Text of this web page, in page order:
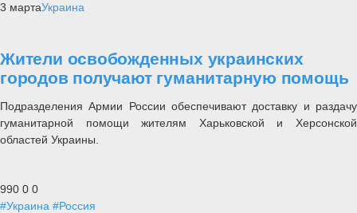
3 мартаУкраина
Жители освобожденных украинских
городов получают гуманитарную помощь
Подразделения Армии России обеспечивают доставку и раздачу
гуманитарной помощи жителям Харьковской и Херсонской
областей Украины.
990 0 0
#Украина #Россия